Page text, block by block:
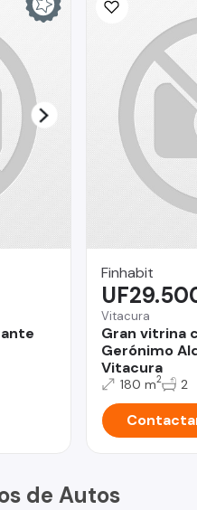
Finhabit
Vitacura
Gran vitrina
Gerónimo
Vitacura
180 m2 2
de Autos